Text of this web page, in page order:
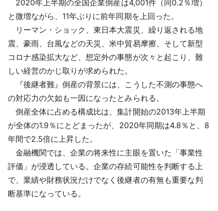
2020年上半期の全国企業倒産は4,001件（同0.2％増）
と微増ながら、11年ぶりに前年同期を上回った。
リーマン・ショック、東日本大震災、繰り返される地
震、豪雨、台風などの天災、米中貿易摩擦、そして新型
コロナ感染拡大など、想定外の事態が次々と起こり、難
しい経営のかじ取りが求められた。
『後継者難』倒産の背景には、こうした不測の事態へ
の対応力の欠如も一因になったとみられる。
倒産全体に占める構成比は、集計開始の2013年上半期
が全体の1.9％にとどまったが、2020年同期は4.8％と、8
年間で2.5倍に上昇した。
金融機関では、企業の将来性に主眼を置いた「事業性
評価」が浸透している。企業の存続可能性を判断する上
で、業績や財務状況だけでなく後継者の有無も重要な判
断基準になっている。